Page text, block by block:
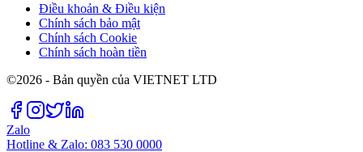
Điều khoản & Điều kiện
Chính sách bảo mật
Chính sách Cookie
Chính sách hoàn tiền
©2026 - Bản quyền của VIETNET LTD
Zalo
Hotline & Zalo: 083 530 0000